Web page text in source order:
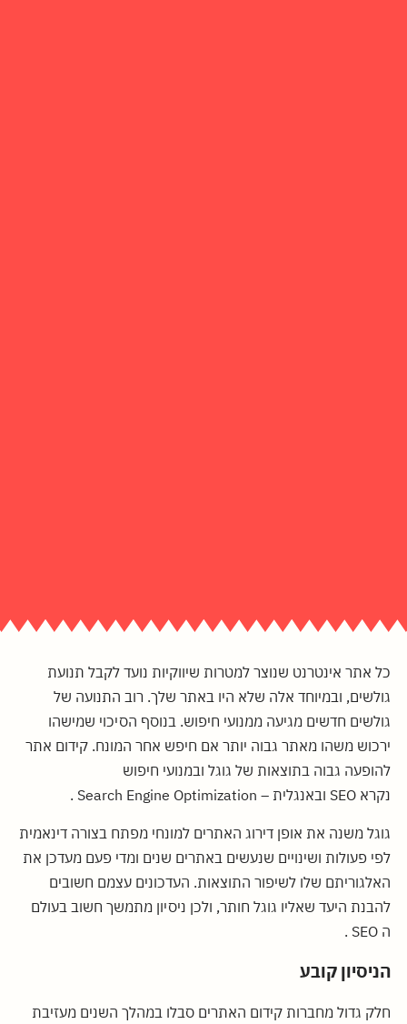
כל אתר אינטרנט שנוצר למטרות שיווקיות נועד לקבל תנועת
גולשים, ובמיוחד אלה שלא היו באתר שלך. רוב התנועה של
גולשים חדשים מגיעה ממנועי חיפוש. בנוסף הסיכוי שמישהו
ירכוש משהו מאתר גבוה יותר אם חיפש אחר המונח. קידום אתר
להופעה גבוה בתוצאות של גוגל ובמנועי חיפוש
נקרא SEO ובאנגלית – Search Engine Optimization .
גוגל משנה את אופן דירוג האתרים למונחי מפתח בצורה דינאמית
לפי פעולות ושינויים שנעשים באתרים שנים ומדי פעם מעדכן את
האלגוריתם שלו לשיפור התוצאות. העדכונים עצמם חשובים
להבנת היעד שאליו גוגל חותר, ולכן ניסיון מתמשך חשוב בעולם
ה SEO .
הניסיון קובע
חלק גדול מחברות קידום האתרים סבלו במהלך השנים מעזיבת